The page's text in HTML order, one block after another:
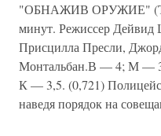
"ОБНАЖИВ ОРУЖИЕ"
минут. Режиссер Дейвид
Присцилла Пресли,
Монтальбан.В — 4; М
К — 3,5. (0,721)
наведя порядок на